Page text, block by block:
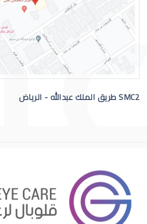
التهاب عيون الاطفال الرضع
احمرار عيون الاطفال الرضع
SMC2 طريق الملك عبدالله - الرياض